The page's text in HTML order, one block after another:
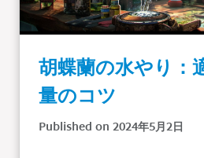
胡蝶蘭の水やり：
量のコツ
Published on 2024年5月2日